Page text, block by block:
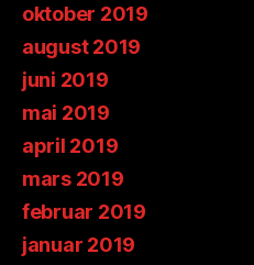
oktober 2019
august 2019
juni 2019
mai 2019
april 2019
mars 2019
februar 2019
januar 2019